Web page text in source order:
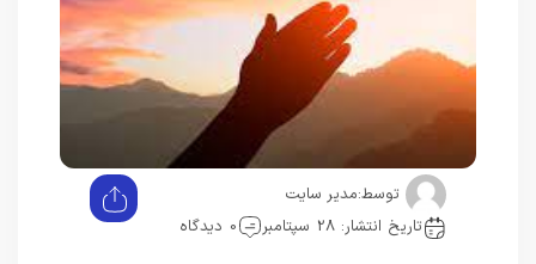
توسط:مدیر سایت
تاریخ انتشار: 28 سپتامبر
0 دیدگاه